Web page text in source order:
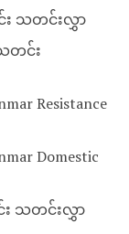
း သတင်းလွှာ
တင်း
Resistance
Domestic
း သတင်းလွှာ